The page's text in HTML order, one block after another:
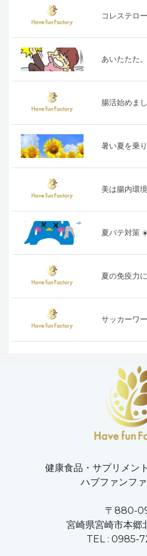
コレステロ
あいたたた。
腸活始めま
暑い夏を乗
美は腸内環
夏バテ対策
夏の免疫力
サッカーワ
健康食品・サプリメン
ハブファンフ
〒880-
宮崎県宮崎市本郷
TEL : 0985-